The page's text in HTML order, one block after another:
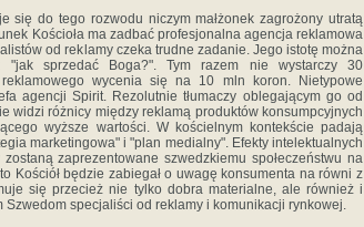
się do tego rozwodu niczym małżonek zagrożony utratą
Kościoła ma zadbać profesjonalna agencja reklamowa
od reklamy czeka trudne zadanie. Jego istotę można
"jak sprzedać Boga?". Tym razem nie wystarczy 30
wycenia się na 10 mln koron. Nietypowe
agencji Spirit. Rezolutnie tłumaczy oblegającym go od
widzi różnicy między reklamą produktów konsumpcyjnych
wyższe wartości. W kościelnym kontekście padają
marketingowa" i "plan medialny". Efekty intelektualnych
zaprezentowane szwedzkiemu społeczeństwu na
Kościół będzie zabiegał o uwagę konsumenta na równi z
się przecież nie tylko dobra materialne, ale również i
Szwedom specjaliści od reklamy i komunikacji rynkowej.